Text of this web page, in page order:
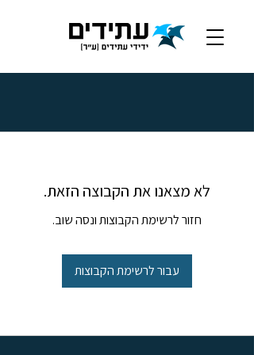
לא מצאנו את הקבוצה הזאת.
חזור לרשימת הקבוצות ונסה שוב.
עבור לרשימת הקבוצות